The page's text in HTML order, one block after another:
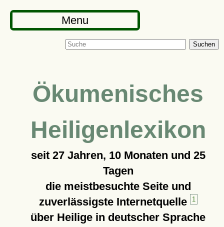
Menu
Suchen
Ökumenisches
Heiligenlexikon
seit 27 Jahren, 10 Monaten und 25
Tagen
die meistbesuchte Seite und
zuverlässigste Internetquelle
1
über Heilige in deutscher Sprache